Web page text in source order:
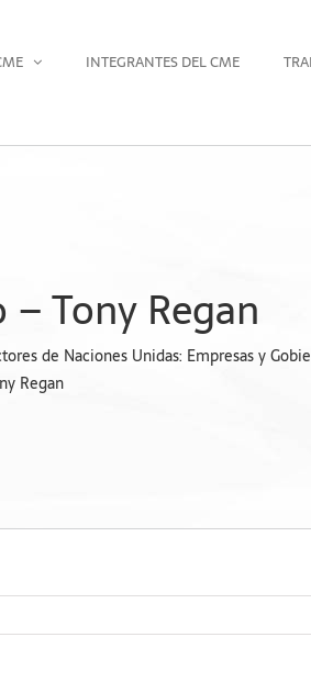
INTEGRANTES DEL CME
Tony Regan
de Naciones Unidas: Empresas y
Regan